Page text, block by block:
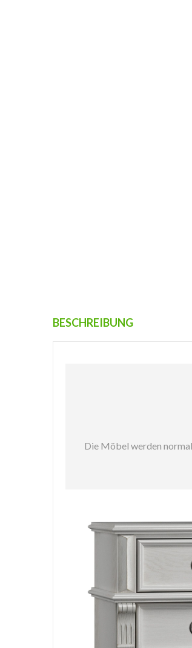
BESCHREIBUNG
Die Möbel werden